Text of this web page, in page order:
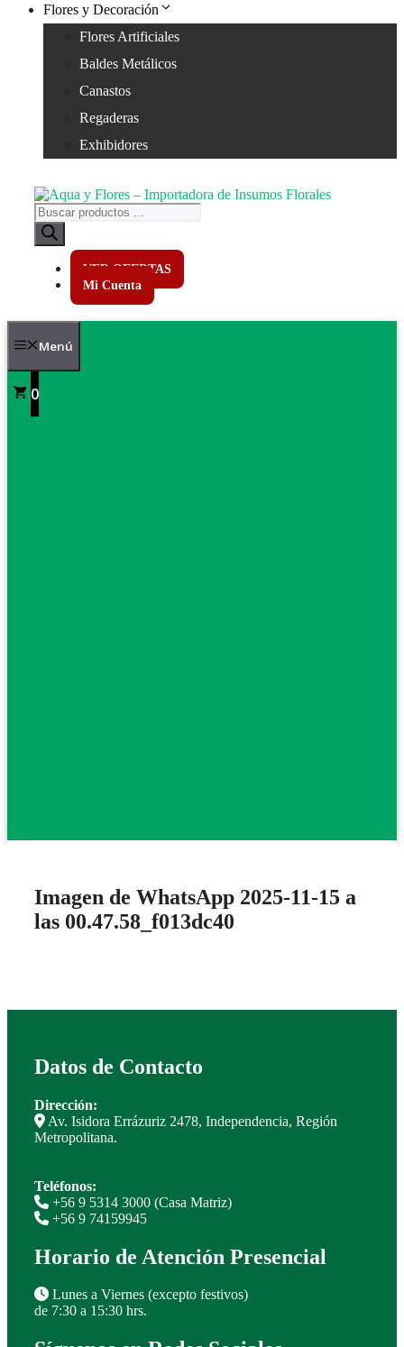
Flores y Decoración
Flores Artificiales
Baldes Metálicos
Canastos
Regaderas
Exhibidores
Búsqueda
de
productos
VER OFERTAS
Mi Cuenta
Menú
0
Imagen de WhatsApp 2025-11-15 a
las 00.47.58_f013dc40
Datos de Contacto
Dirección:
Av. Isidora Errázuriz 2478, Independencia, Región
Metropolitana.
Teléfonos:
+56 9 5314 3000 (Casa Matriz)
+56 9 74159945
Horario de Atención Presencial
Lunes a Viernes (excepto festivos)
de 7:30 a 15:30 hrs.